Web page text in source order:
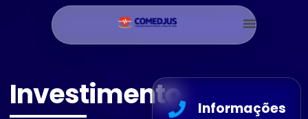
Investimento Informações